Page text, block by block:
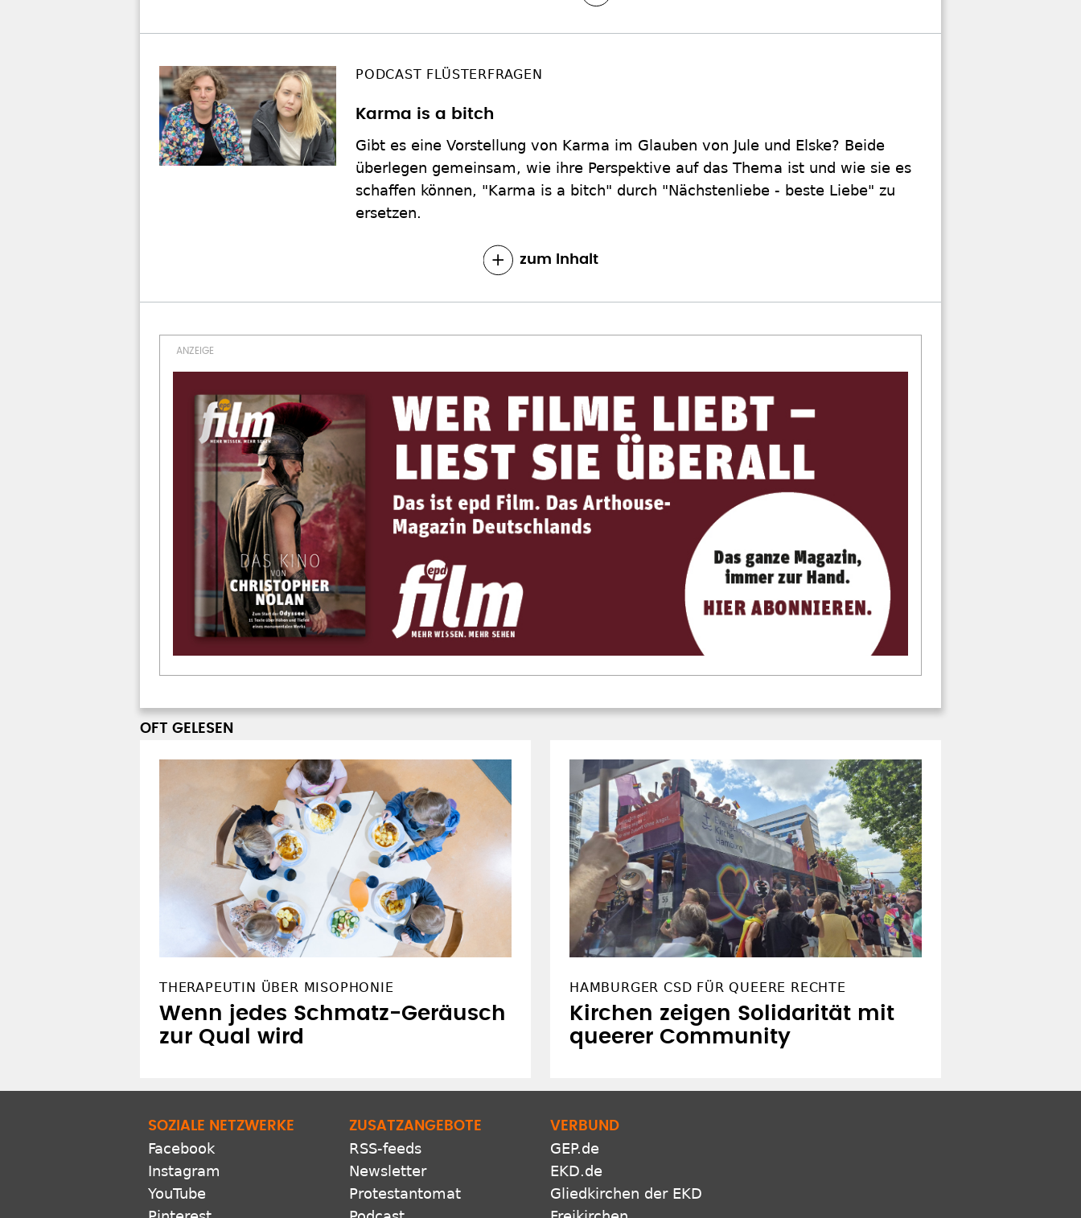
PODCAST FLÜSTERFRAGEN
Karma is a bitch
Gibt es eine Vorstellung von Karma im Glauben von Jule und Elske? Beide
überlegen gemeinsam, wie ihre Perspektive auf das Thema ist und wie sie es
schaffen können, "Karma is a bitch" durch "Nächstenliebe - beste Liebe" zu
ersetzen.
zum Inhalt
OFT GELESEN
THERAPEUTIN ÜBER MISOPHONIE
Wenn jedes Schmatz-Geräusch
zur Qual wird
HAMBURGER CSD FÜR QUEERE RECHTE
Kirchen zeigen Solidarität mit
queerer Community
SOZIALE NETZWERKE
Facebook
Instagram
Pinterest
Bluesky
ZUSATZANGEBOTE
Podcast
Apps
VERBUND
EKD.de
Freikirchen
Datenschutz Impressum